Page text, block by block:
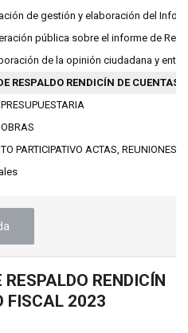
de gestión y elaboración del
pública sobre el informe de
de la opinión ciudadana y
RESPALDO RENDICÍN DE CUENTAS
PARTICIPATIVO ACTAS, REUNIONES,
RENDICÍN
FISCAL 2023